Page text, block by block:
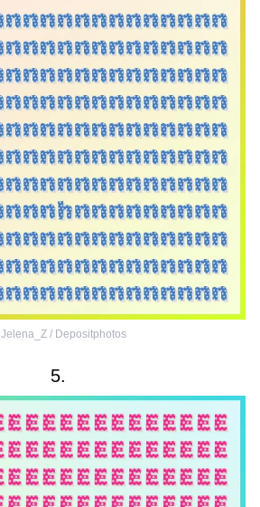
Jelena_Z / Depositphotos
5.